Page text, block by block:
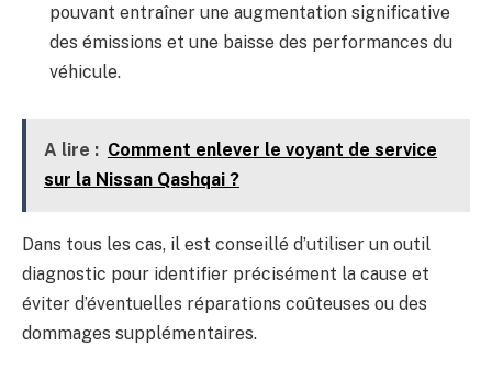
pouvant entraîner une augmentation significative
des émissions et une baisse des performances du
véhicule.
A lire : Comment enlever le voyant de service
sur la Nissan Qashqai ?
Dans tous les cas, il est conseillé d’utiliser un outil
diagnostic pour identifier précisément la cause et
éviter d’éventuelles réparations coûteuses ou des
dommages supplémentaires.